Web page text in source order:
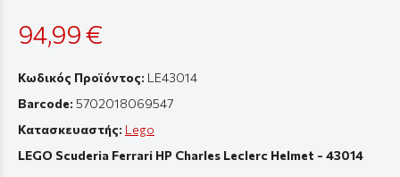
94,99 €
Κωδικός Προϊόντος: LE43014
Barcode: 5702018069547
Κατασκευαστής: Lego
LEGO Scuderia Ferrari HP Charles Leclerc Helmet - 43014